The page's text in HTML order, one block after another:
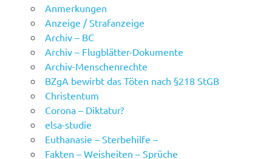
Anmerkungen
Anzeige / Strafanzeige
Archiv – BC
Archiv – Flugblätter-Dokumente
Archiv-Menschenrechte
BZgA bewirbt das Töten nach §218 StGB
Christentum
Corona – Diktatur?
elsa-studie
Euthanasie – Sterbehilfe –
Fakten – Weisheiten – Sprüche